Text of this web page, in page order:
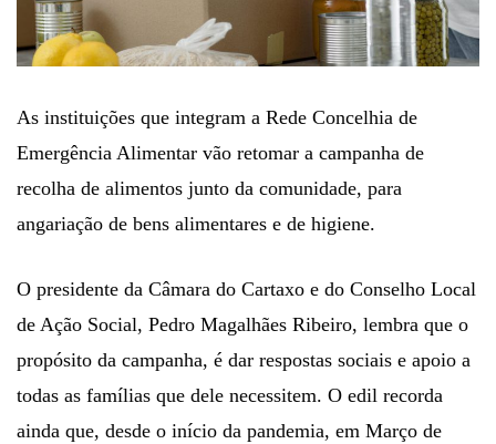
As instituições que integram a Rede Concelhia de
Emergência Alimentar vão retomar a campanha de
recolha de alimentos junto da comunidade, para
angariação de bens alimentares e de higiene.
O presidente da Câmara do Cartaxo e do Conselho Local
de Ação Social, Pedro Magalhães Ribeiro, lembra que o
propósito da campanha, é dar respostas sociais e apoio a
todas as famílias que dele necessitem. O edil recorda
ainda que, desde o início da pandemia, em Março de